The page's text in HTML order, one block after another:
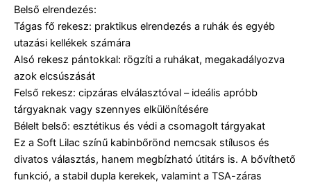
Belső elrendezés:
Tágas fő rekesz: praktikus elrendezés a ruhák és egyéb
utazási kellékek számára
Alsó rekesz pántokkal: rögzíti a ruhákat, megakadályozva
azok elcsúszását
Felső rekesz: cipzáras elválasztóval – ideális apróbb
tárgyaknak vagy szennyes elkülönítésére
Bélelt belső: esztétikus és védi a csomagolt tárgyakat
Ez a Soft Lilac színű kabinbőrönd nemcsak stílusos és
divatos választás, hanem megbízható útitárs is. A bővíthető
funkció, a stabil dupla kerekek, valamint a TSA-záras